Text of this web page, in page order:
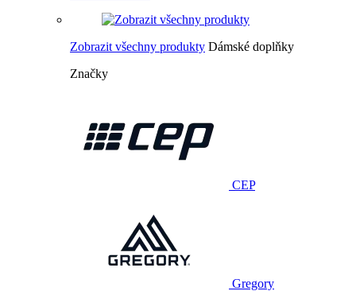
Zobrazit všechny produkty Dámské doplňky
Značky
CEP
Gregory